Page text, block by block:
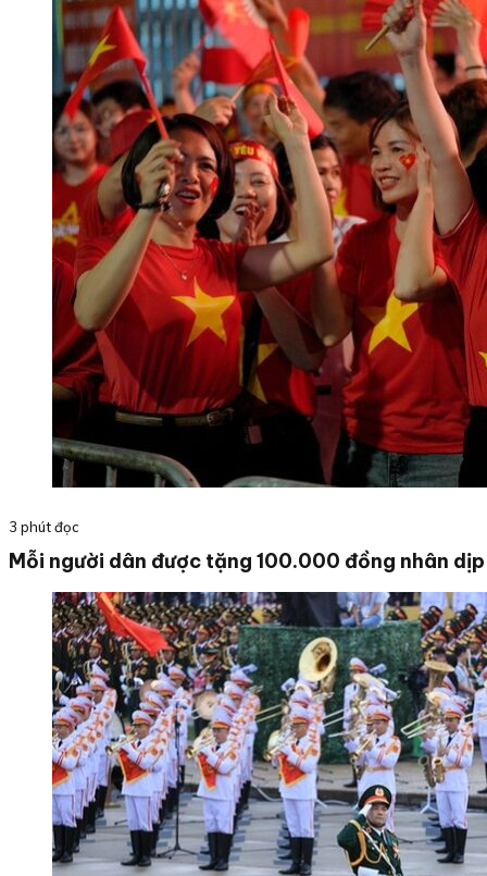
3 phút đọc
Mỗi người dân được tặng 100.000 đồng nhân